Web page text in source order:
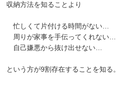
収納方法を知ることより
忙しくて片付ける時間がない…
周りが家事を手伝ってくれない…
自己嫌悪から抜け出せない…
という方が9割存在することを知る。